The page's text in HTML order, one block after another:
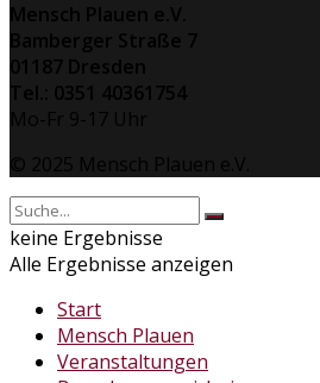
Mensch Plauen e.V.
Bamberger Straße 7
01187 Dresden
Tel.: 0351 40361754
Mo-Fr 9-17 Uhr
© 2025 Mensch Plauen e.V.
keine Ergebnisse
Alle Ergebnisse anzeigen
Start
Mensch Plauen
Veranstaltungen